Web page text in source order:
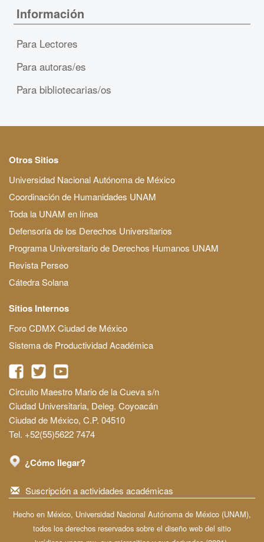
Información
Para Lectores
Para autoras/es
Para bibliotecarias/os
Otros Sitios
Universidad Nacional Autónoma de México
Coordinación de Humanidades UNAM
Toda la UNAM en línea
Defensoría de los Derechos Universitarios
Programa Universitario de Derechos Humanos UNAM
Revista Perseo
Cátedra Solana
Sitios Internos
Foro CDMX Ciudad de México
Sistema de Productividad Académica
Circuito Maestro Mario de la Cueva s/n
Ciudad Universitaria, Deleg. Coyoacán
Ciudad de México, C.P. 04510
Tel. +52(55)5622 7474
¿Cómo llegar?
Suscripción a actividades académicas
Hecho en México, Universidad Nacional Autónoma de México (UNAM),
todos los derechos reservados sobre el diseño web del sitio